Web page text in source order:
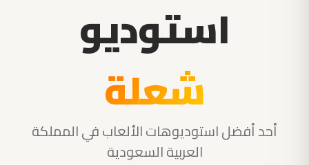
استوديو
شعلة
أحد أفضل استوديوهات الألعاب في المملكة
العربية السعودية